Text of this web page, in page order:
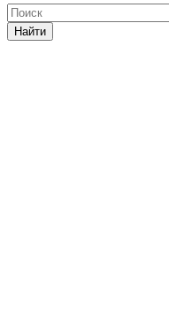
Найти